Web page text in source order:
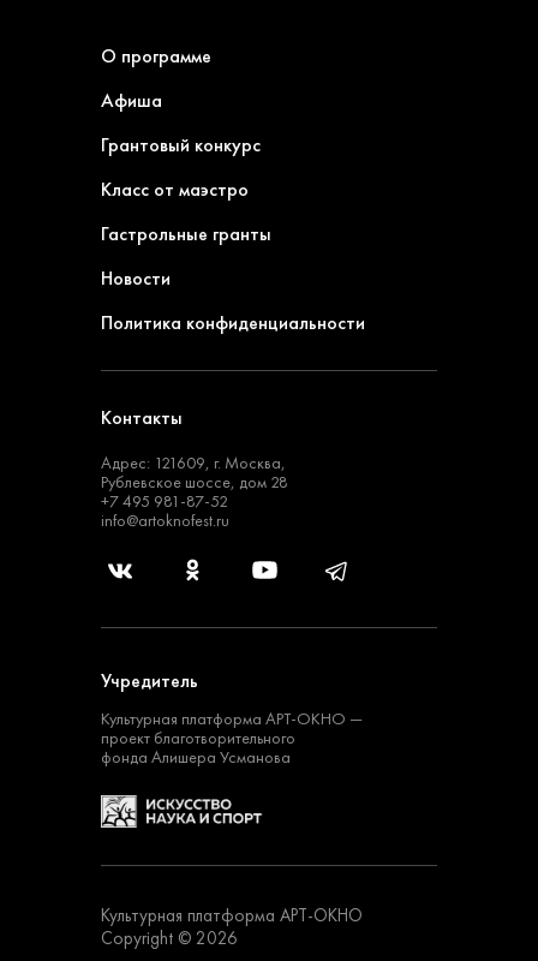
О программе
Афиша
Грантовый конкурс
Класс от маэстро
Гастрольные гранты
Новости
Политика конфиденциальности
Контакты
Адрес: 121609, г. Москва,
Рублевское шоссе, дом 28
+7 495 981-87-52
info@artoknofest.ru
Учредитель
Культурная платформа АРТ-ОКНО —
проект благотворительного
фонда Алишера Усманова
Культурная платформа АРТ-ОКНО
Copyright © 2026